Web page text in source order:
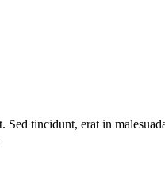
tincidunt, erat in